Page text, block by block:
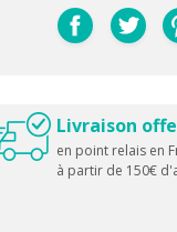
Livraison
en point relais en
à partir de 150€